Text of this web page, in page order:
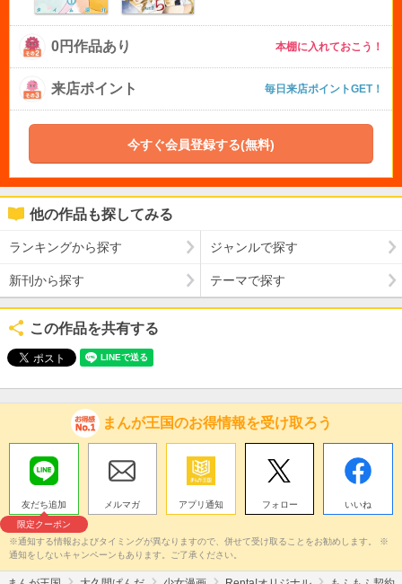
0円作品あり 本棚に入れておこう！
来店ポイント 毎日来店ポイントGET！
今すぐ会員登録する(無料)
他の作品も探してみる
ランキングから探す ジャンルで探す
新刊から探す テーマで探す
この作品を共有する
まんが王国のお得情報を受け取ろう
友だち追加
限定クーポン
メルマガ アプリ通知 フォロー いいね
※通知する情報およびタイミングが異なりますので、併せて受け取ることをお勧めします。 ※
通知をしないキャンペーンもあります。ご了承ください。